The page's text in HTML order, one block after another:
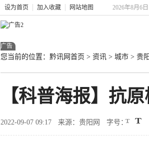
设为首页 加入收藏 网站地图 2026年8月6
广告
您当前的位置： 黔讯网首页 > 资讯 > 城市 > 贵阳
【科普海报】抗
2022-09-07 09:17 来源：贵阳网 字号：